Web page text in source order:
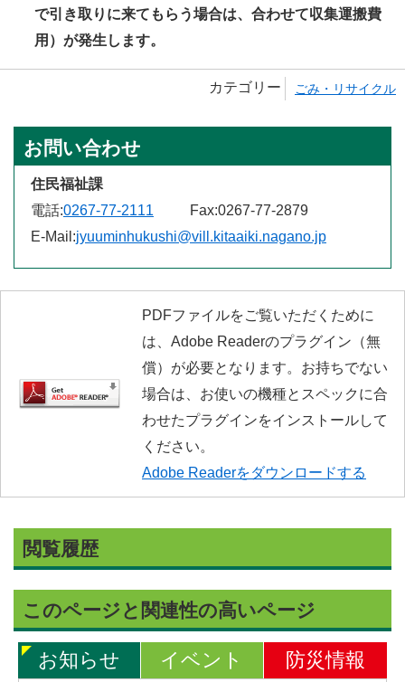
で引き取りに来てもらう場合は、合わせて収集運搬費
用）が発生します。
カテゴリー ごみ・リサイクル
お問い合わせ
住民福祉課
電話:0267-77-2111 Fax:0267-77-2879
E-Mail:jyuuminhukushi@vill.kitaaiki.nagano.jp
PDFファイルをご覧いただくために
は、Adobe Readerのプラグイン（無
償）が必要となります。お持ちでない
場合は、お使いの機種とスペックに合
わせたプラグインをインストールして
ください。
Adobe Readerをダウンロードする
閲覧履歴
このページと関連性の高いページ
お知らせ イベント 防災情報